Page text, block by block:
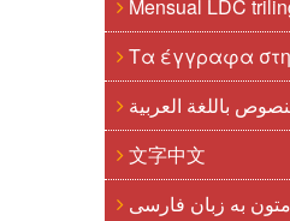
Mensual LDC
Τα έγγραφα
باللغة العربية
文字中文
به زبان فارسی